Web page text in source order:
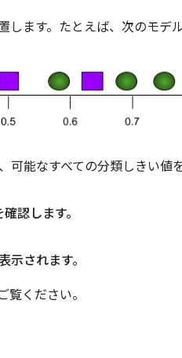
ます。たとえば、次のモデ
可能なすべての分類しきい値
認します。
示されます。
覧ください。